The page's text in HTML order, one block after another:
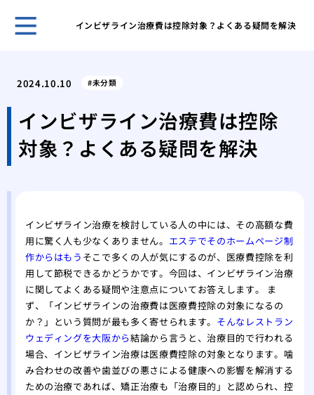
インビザライン治療費は控除対象？よくある疑問を解決
の
肌
容
脱
2024.10.10 未分類
インビザライン治療費は控除
対象？よくある疑問を解決
インビザライン治療を検討している人の中には、その高額な費
用に驚く人も少なくありません。 エステでそのホームページ制
作からはもう そこで多くの人が気にするのが、医療費控除を利
用して節税できるかどうかです。今回は、インビザライン治療
に関してよくある疑問や注意点についてお答えします。 ま
ず、「インビザラインの治療費は医療費控除の対象になるの
か？」という質問が最も多く寄せられます。 そんなレストラン
ウェディングを大阪から結論から言うと、治療目的で行われる
場合、インビザライン治療は医療費控除の対象となります。噛
み合わせの改善や歯並びの悪さによる健康への影響を解消する
ための治療であれば、矯正治療も「治療目的」と認められ、控